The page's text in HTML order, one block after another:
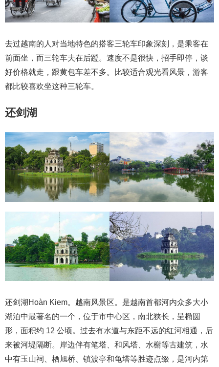
去过越南的人对当地特色的搭客三轮车印象深刻，是乘客在
前面坐，而三轮车夫在后蹬。速度不是很快，招手即停，谈
好价格就走，跟黄包车差不多。比较适合观光看风景，游客
都比较喜欢坐这种三轮车。
还剑湖
还剑湖Hoàn Kiem。越南风景区。是越南首都河内众多大小
湖泊中最著名的一个，位于市中心区，南北狭长，呈椭圆
形，面积约 12 公顷。过去有水道与东距不远的红河相通，后
来被河堤隔断。岸边伴有笔塔、和风塔、水榭等古建筑，水
中有玉山祠、栖旭桥、镇波亭和龟塔等胜迹点缀，是河内第